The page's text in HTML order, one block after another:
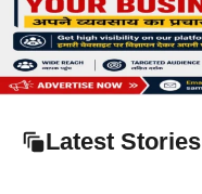
Latest Stories